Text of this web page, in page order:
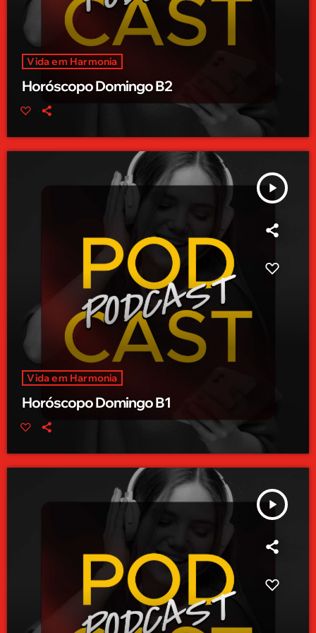
Vida em Harmonia
Horóscopo Domingo B2
play_arrow
Vida em Harmonia
Horóscopo Domingo B1
play_arrow